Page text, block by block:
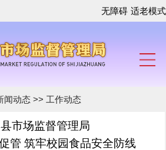
无障碍 适老模式
闻动态 >> 工作动态
市场监督管理局
管 筑牢校园食品安全防线